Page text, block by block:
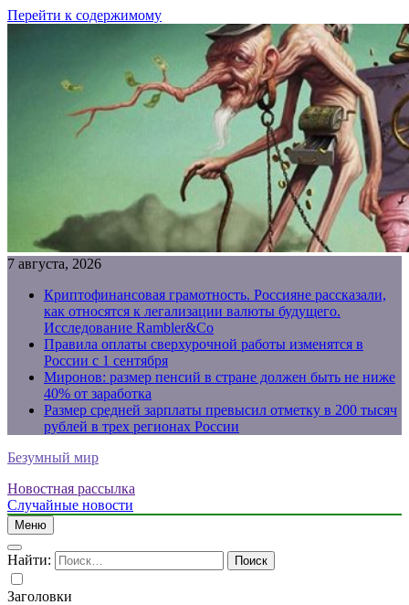
Перейти к содержимому
7 августа, 2026
Криптофинансовая грамотность. Россияне рассказали,
как относятся к легализации валюты будущего.
Исследование Rambler&Co
Правила оплаты сверхурочной работы изменятся в
России с 1 сентября
Миронов: размер пенсий в стране должен быть не ниже
40% от заработка
Размер средней зарплаты превысил отметку в 200 тысяч
рублей в трех регионах России
Безумный мир
Новостная рассылка
Случайные новости
Меню
Найти:
Заголовки